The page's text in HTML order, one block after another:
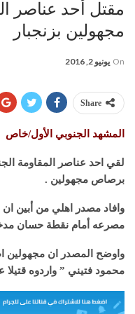
مقتل أحد عناصر
مجهولين بزنجبار
On يونيو 2, 2016
Share
المشهد الجنوبي الأول/خاص
لقي احد عناصر المقاومة
برصاص مجهولين .
وافاد مصدر اهلي من أبين ان
مصرعه أمام نقطة حسان
واوضح المصدر ان مجهولين
محمود فتيني ” واردوه قتيلا